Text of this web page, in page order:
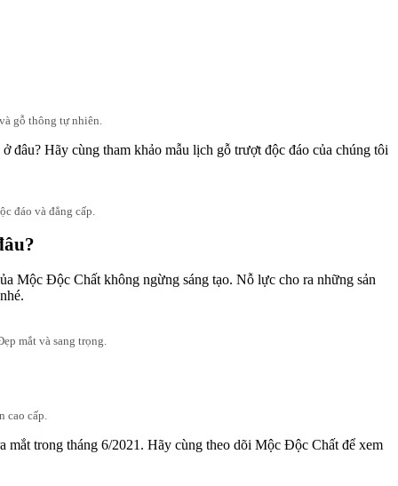
gỗ thông tự nhiên.
đâu? Hãy cùng tham khảo mẫu lịch gỗ trượt độc đáo của chúng tôi
đáo và đẳng cấp.
Mộc Độc Chất không ngừng sáng tạo. Nỗ lực cho ra những sản
mắt và sang trọng.
cao cấp.
mắt trong tháng 6/2021. Hãy cùng theo dõi Mộc Độc Chất để xem